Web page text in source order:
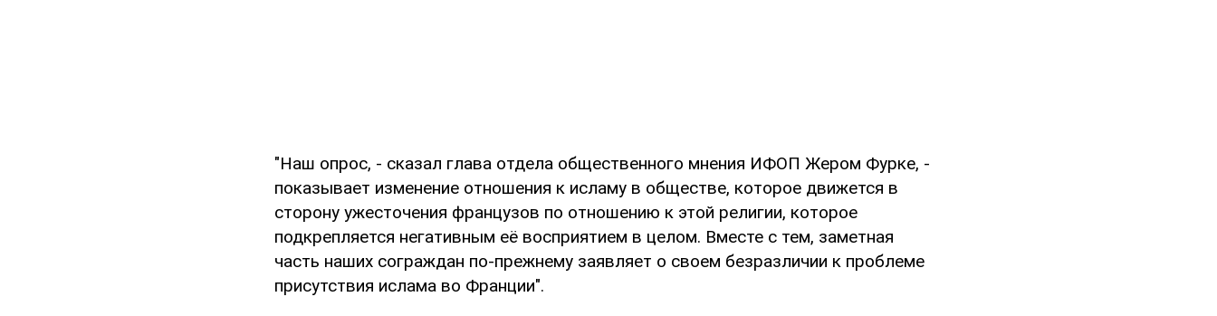
"Наш опрос, - сказал глава отдела общественного мнения ИФОП Жером Фурке, -
показывает изменение отношения к исламу в обществе, которое движется в
сторону ужесточения французов по отношению к этой религии, которое
подкрепляется негативным её восприятием в целом. Вместе с тем, заметная
часть наших сограждан по-прежнему заявляет о своем безразличии к проблеме
присутствия ислама во Франции".